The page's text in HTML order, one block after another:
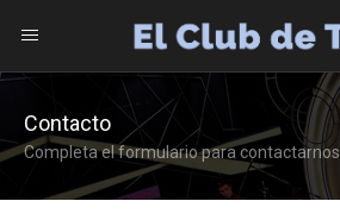
Tobiografía
Contacto
Completa el formulario para contactarnos